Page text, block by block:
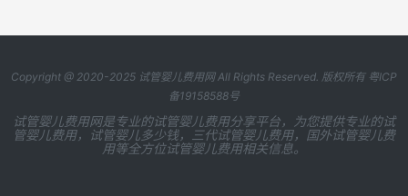
Copyright @ 2020-2025 试管婴儿费用网All Rights Reserved. 版权所有 粤ICP
备19158588号
试管婴儿费用网是专业的试管婴儿费用分享平台，为您提供专业的试
管婴儿费用，试管婴儿多少钱，三代试管婴儿费用，国外试管婴儿费
用等全方位试管婴儿费用相关信息。